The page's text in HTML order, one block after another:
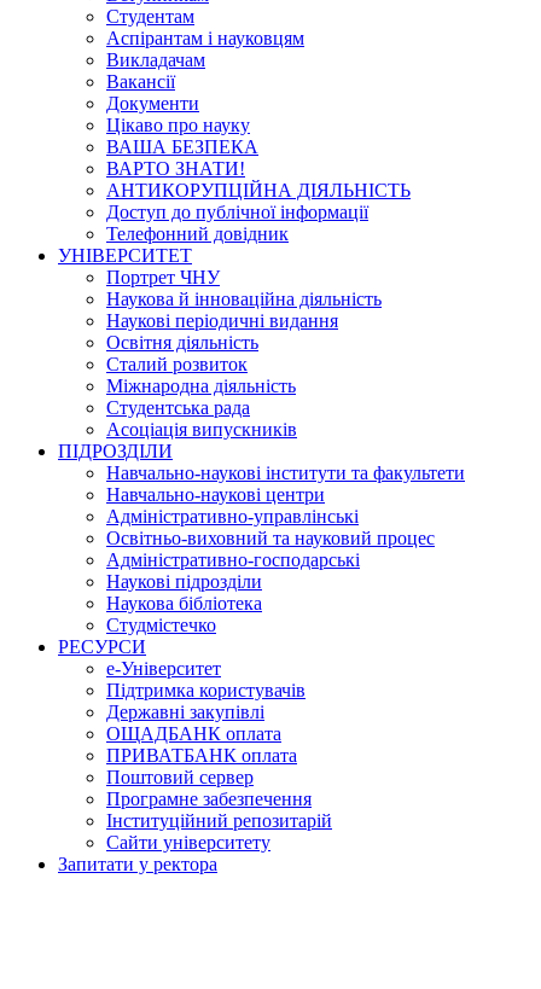
Студентам
Аспірантам і науковцям
Викладачам
Вакансії
Документи
Цікаво про науку
ВАША БЕЗПЕКА
ВАРТО ЗНАТИ!
АНТИКОРУПЦІЙНА ДІЯЛЬНІСТЬ
Доступ до публічної інформації
Телефонний довідник
УНІВЕРСИТЕТ
Портрет ЧНУ
Наукова й інноваційна діяльність
Наукові періодичні видання
Освітня діяльність
Сталий розвиток
Міжнародна діяльність
Студентська рада
Асоціація випускників
ПІДРОЗДІЛИ
Навчально-наукові інститути та факультети
Навчально-наукові центри
Адміністративно-управлінські
Освітньо-виховний та науковий процес
Адміністративно-господарські
Наукові підрозділи
Наукова бібліотека
Студмістечко
РЕСУРСИ
е-Університет
Підтримка користувачів
Державні закупівлі
ОЩАДБАНК оплата
ПРИВАТБАНК оплата
Поштовий сервер
Програмне забезпечення
Інституційний репозитарій
Сайти університету
Запитати у ректора